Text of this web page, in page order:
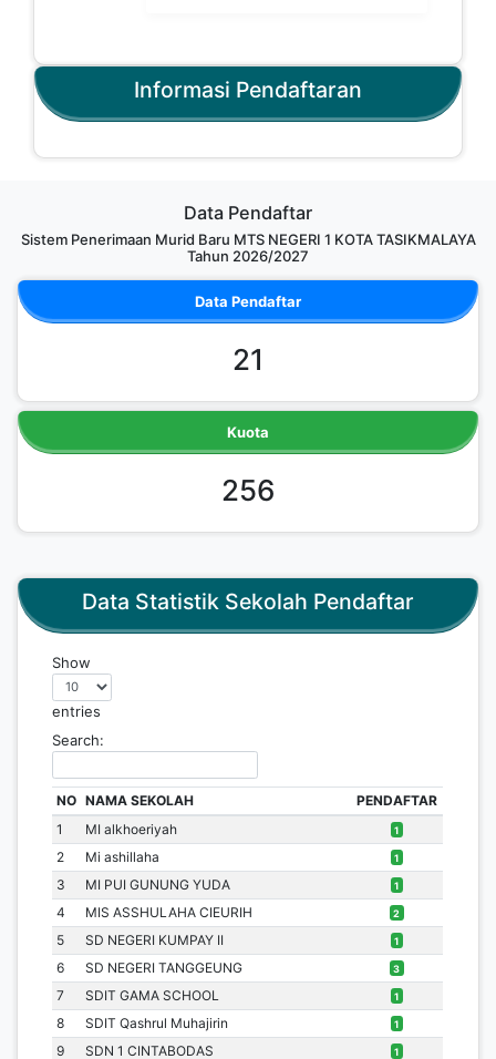
Informasi Pendaftaran
Data Pendaftar
Sistem Penerimaan Murid Baru MTS NEGERI 1 KOTA TASIKMALAYA
Tahun 2026/2027
Data Pendaftar
21
Kuota
256
Data Statistik Sekolah Pendaftar
Show
entries
Search:
NO NAMA SEKOLAH
PENDAFTAR
1
MI alkhoeriyah 1
2 Mi ashillaha 1
3 MI PUI GUNUNG YUDA 1
4 MIS ASSHULAHA CIEURIH 2
5 SD NEGERI KUMPAY II 1
6 SD NEGERI TANGGEUNG 3
7 SDIT GAMA SCHOOL 1
8 SDIT Qashrul Muhajirin 1
9 SDN 1 CINTABODAS 1